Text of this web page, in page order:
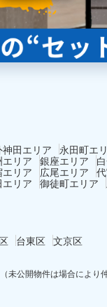
神田エリア
永田町エ
エリア 銀座エリア
リア 広尾エリア
リア 御徒町エリア
台東区 文京区
未公開物件は場合により